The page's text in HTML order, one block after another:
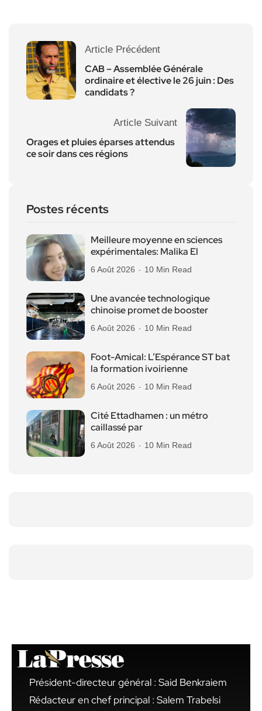
Article Précédent
CAB – Assemblée Générale
ordinaire et élective le 26 juin : Des
candidats ?
Article Suivant
Orages et pluies éparses attendus
ce soir dans ces régions
Postes récents
Meilleure moyenne en sciences
expérimentales: Malika El
6 Août 2026 10 Min Read
Une avancée technologique
chinoise promet de booster
6 Août 2026 10 Min Read
Foot-Amical: L’Espérance ST bat
la formation ivoirienne
6 Août 2026 10 Min Read
Cité Ettadhamen : un métro
caillassé par
6 Août 2026 10 Min Read
Président-directeur général : Said Benkraiem
Rédacteur en chef principal : Salem Trabelsi